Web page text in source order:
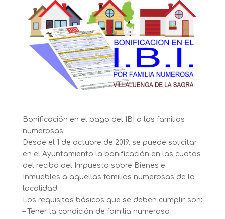
Bonificación en el pago del IBI a las familias
numerosas:
Desde el 1 de octubre de 2019, se puede solicitar
en el Ayuntamiento la bonificación en las cuotas
del recibo del Impuesto sobre Bienes e
Inmuebles a aquellas familias numerosas de la
localidad.
Los requisitos básicos que se deben cumplir son:
– Tener la condición de familia numerosa